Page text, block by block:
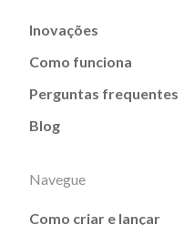
Inovações
Como funciona
Perguntas frequentes
Blog
Navegue
Como criar e lançar